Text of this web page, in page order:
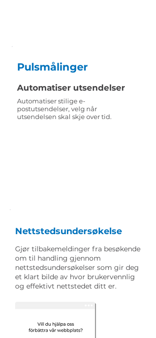
Pulsmålinger
Automatiser utsendelser
Automatiser stilige e-
postutsendelser, velg når
utsendelsen skal skje over tid.
Nettstedsundersøkelse
Gjør tilbakemeldinger fra besøkende
om til handling gjennom
nettstedsundersøkelser som gir deg
et klart bilde av hvor brukervennlig
og effektivt nettstedet ditt er.